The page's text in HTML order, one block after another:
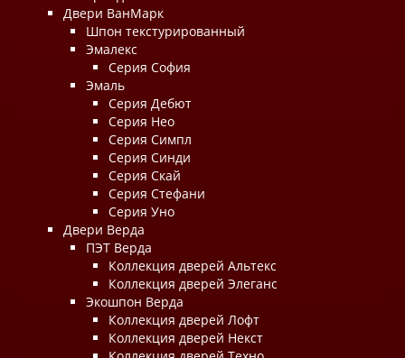
Двери ВанМарк
Шпон текстурированный
Эмалекс
Серия София
Эмаль
Серия Дебют
Серия Нео
Серия Симпл
Серия Синди
Серия Скай
Серия Стефани
Серия Уно
Двери Верда
ПЭТ Верда
Коллекция дверей Альтекс
Коллекция дверей Элеганс
Экошпон Верда
Коллекция дверей Лофт
Коллекция дверей Некст